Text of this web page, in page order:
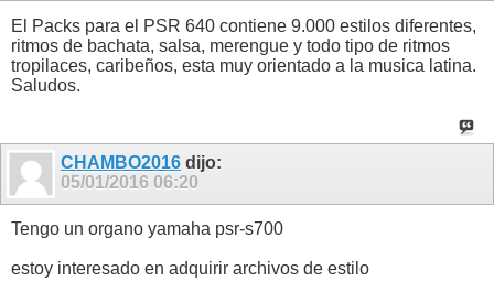
El Packs para el PSR 640 contiene 9.000 estilos diferentes,
ritmos de bachata, salsa, merengue y todo tipo de ritmos
tropilaces, caribeños, esta muy orientado a la musica latina.
Saludos.
CHAMBO2016 dijo:
05/01/2016 06:20
Tengo un organo yamaha psr-s700
estoy interesado en adquirir archivos de estilo